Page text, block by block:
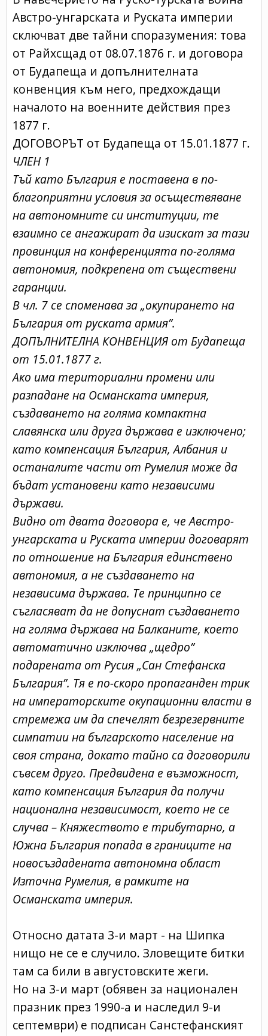
Австро-унгарската и Руската империи
сключват две тайни споразумения: това
от Райхсщад от 08.07.1876 г. и договора
от Будапеща и допълнителната
конвенция към него, предхождащи
началото на военните действия през
1877 г.
ДОГОВОРЪТ от Будапеща от 15.01.1877 г.
ЧЛЕН 1
Тъй като България е поставена в по-
благоприятни условия за осъществяване
на автономните си институции, те
взаимно се ангажират да изискат за тази
провинция на конференцията по-голяма
автономия, подкрепена от съществени
гаранции.
В чл. 7 се споменава за „окупирането на
България от руската армия”.
ДОПЪЛНИТЕЛНА КОНВЕНЦИЯ от Будапеща
от 15.01.1877 г.
Ако има териториални промени или
разпадане на Османската империя,
създаването на голяма компактна
славянска или друга държава е изключено;
като компенсация България, Албания и
останалите части от Румелия може да
бъдат установени като независими
държави.
Видно от двата договора е, че Австро-
унгарската и Руската империи договарят
по отношение на България единствено
автономия, а не създаването на
независима държава. Те принципно се
съгласяват да не допуснат създаването
на голяма държава на Балканите, което
автоматично изключва „щедро”
подарената от Русия „Сан Стефанска
България”. Тя е по-скоро пропаганден трик
на императорските окупационни власти в
стремежа им да спечелят безрезервните
симпатии на българското население на
своя страна, докато тайно са договорили
съвсем друго. Предвидена е възможност,
като компенсация България да получи
национална независимост, което не се
случва – Княжеството е трибутарно, а
Южна България попада в границите на
новосъздадената автономна област
Източна Румелия, в рамките на
Османската империя.
Относно датата 3-и март - на Шипка
нищо не се е случило. Зловещите битки
там са били в августовските жеги.
Но на 3-и март (обявен за национален
празник през 1990-а и наследил 9-и
септември) е подписан Санстефанският